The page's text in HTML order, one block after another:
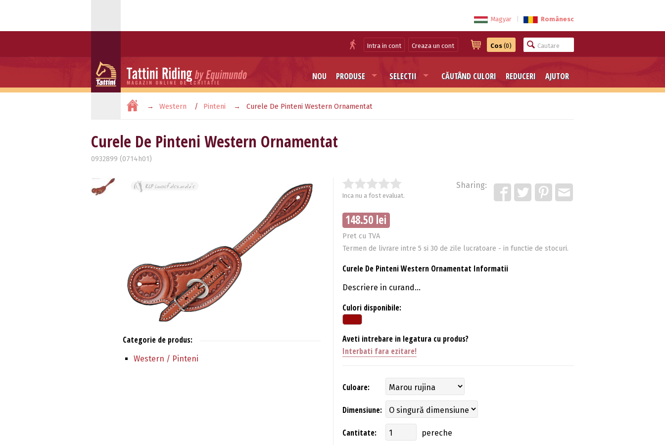
Magyar Românesc
Intra in cont Creaza un cont Cos (0)
NOU PRODUSE SELECTII CĂUTÂND CULORI REDUCERI AJUTOR
Western Pinteni Curele De Pinteni Western Ornamentat
Curele De Pinteni Western Ornamentat
0932899 (0714h01)
Inca nu a fost evaluat.
Sharing:
148.50 lei
Pret cu TVA
Termen de livrare intre 5 si 30 de zile lucratoare - in functie de stocuri.
Curele De Pinteni Western Ornamentat Informatii
Descriere in curand...
Culori disponibile:
Aveti intrebare in legatura cu produs?
Interbati fara ezitare!
Culoare:
Dimensiune:
Cantitate: pereche
Categorie de produs:
Western / Pinteni